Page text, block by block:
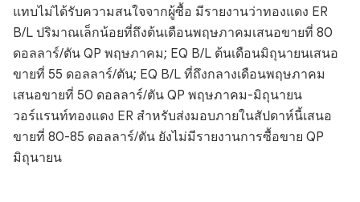
แทบไม่ได้รับความสนใจจากผู้ซื้อ มีรายงานว่าทองแดง ER
B/L ปริมาณเล็กน้อยที่ถึงต้นเดือนพฤษภาคมเสนอขายที่ 80
ดอลลาร์/ตัน QP พฤษภาคม; EQ B/L ต้นเดือนมิถุนายนเสนอ
ขายที่ 55 ดอลลาร์/ตัน; EQ B/L ที่ถึงกลางเดือนพฤษภาคม
เสนอขายที่ 50 ดอลลาร์/ตัน QP พฤษภาคม-มิถุนายน
วอร์แรนท์ทองแดง ER สำหรับส่งมอบภายในสัปดาห์นี้เสนอ
ขายที่ 80-85 ดอลลาร์/ตัน ยังไม่มีรายงานการซื้อขาย QP
มิถุนายน